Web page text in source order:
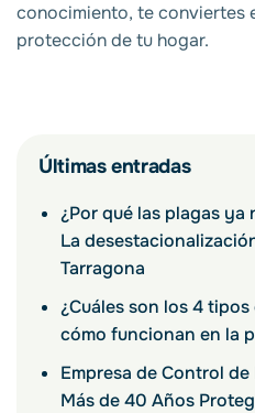
conocimiento, te conviertes
protección de tu hogar.
Últimas entradas
¿Por qué las plagas
La
Tarragona
¿Cuáles son los 4
cómo funcionan en la
Empresa de Control
Más de 40 Años